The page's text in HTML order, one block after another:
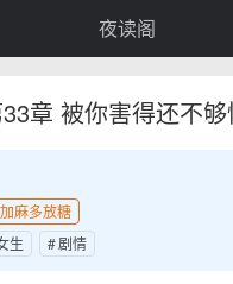
夜读阁
章 被你害得还不
麻多放糖
生 剧情